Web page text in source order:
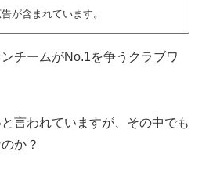
が含まれています。
チームがNo.1を争うクラブワ
言われていますが、その中でも
か？